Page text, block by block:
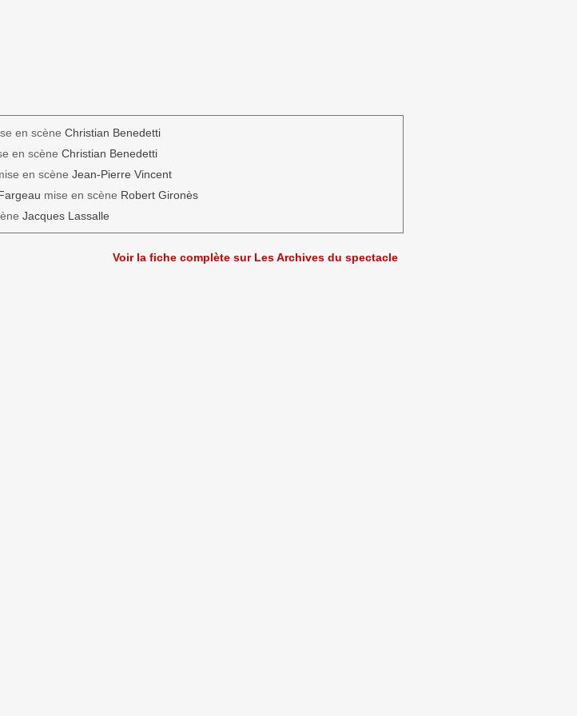
en scène Christian Benedetti
en scène Christian Benedetti
en scène Jean-Pierre Vincent
mise en scène Robert Gironès
Jacques Lassalle
Voir la fiche complète sur Les Archives du spectacle